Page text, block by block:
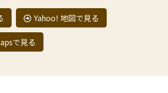
Yahoo! 地図で見る
で見る